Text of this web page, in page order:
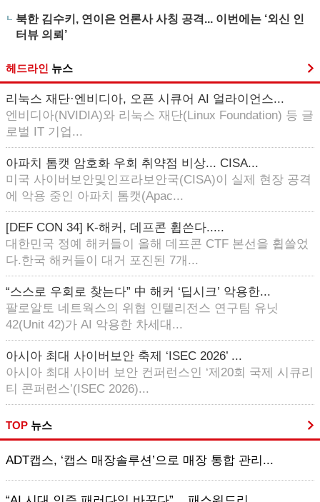
북한 김수키, 연이은 언론사 사칭 공격... 이번에는 ‘외신 인
터뷰 의뢰’
헤드라인 뉴스
리눅스 재단·엔비디아, 오픈 시큐어 AI 얼라이언스...
엔비디아(NVIDIA)와 리눅스 재단(Linux Foundation) 등 글
로벌 IT 기업...
아파치 톰캣 암호화 우회 취약점 비상... CISA...
미국 사이버보안및인프라보안국(CISA)이 실제 현장 공격
에 악용 중인 아파치 톰캣(Apac...
[DEF CON 34] K-해커, 데프콘 휩쓴다.....
대한민국 정예 해커들이 올해 데프콘 CTF 본선을 휩쓸었
다.한국 해커들이 대거 포진된 7개...
“스스로 우회로 찾는다” 中 해커 ‘딥시크’ 악용한...
팔로알토 네트웍스의 위협 인텔리전스 연구팀 유닛
42(Unit 42)가 AI 악용한 차세대...
아시아 최대 사이버보안 축제 ‘ISEC 2026’ ...
아시아 최대 사이버 보안 컨퍼런스인 ‘제20회 국제 시큐리
티 콘퍼런스’(ISEC 2026)...
TOP 뉴스
ADT캡스, ‘캡스 매장솔루션’으로 매장 통합 관리...